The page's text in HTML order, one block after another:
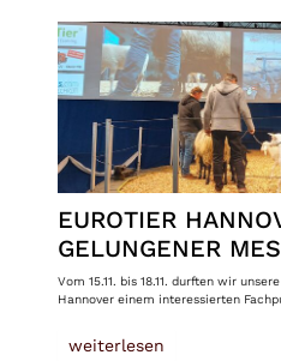
EUROTIER
GELUNGENER
Vom 15.11. bis 18.11. durften wir
Hannover einem interessierten
weiterlesen